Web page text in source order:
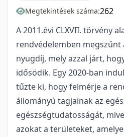
Megtekintések száma:262
A 2011.évi CLXVII. törvény
rendvédelemben megszűnt
nyugdíj, mely azzal járt,
idősödik. Egy 2020-ban
tűzte ki, hogy felmérje a
állományú tagjainak az
egészségtudatosságát,
azokat a területeket,